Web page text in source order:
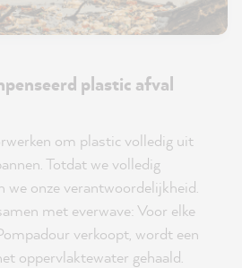
plastic afval
om plastic volledig uit
Totdat we volledig
we onze verantwoordelijkheid.
met everwave: Voor elke
verkoopt, wordt een
oppervlaktewater gehaald.